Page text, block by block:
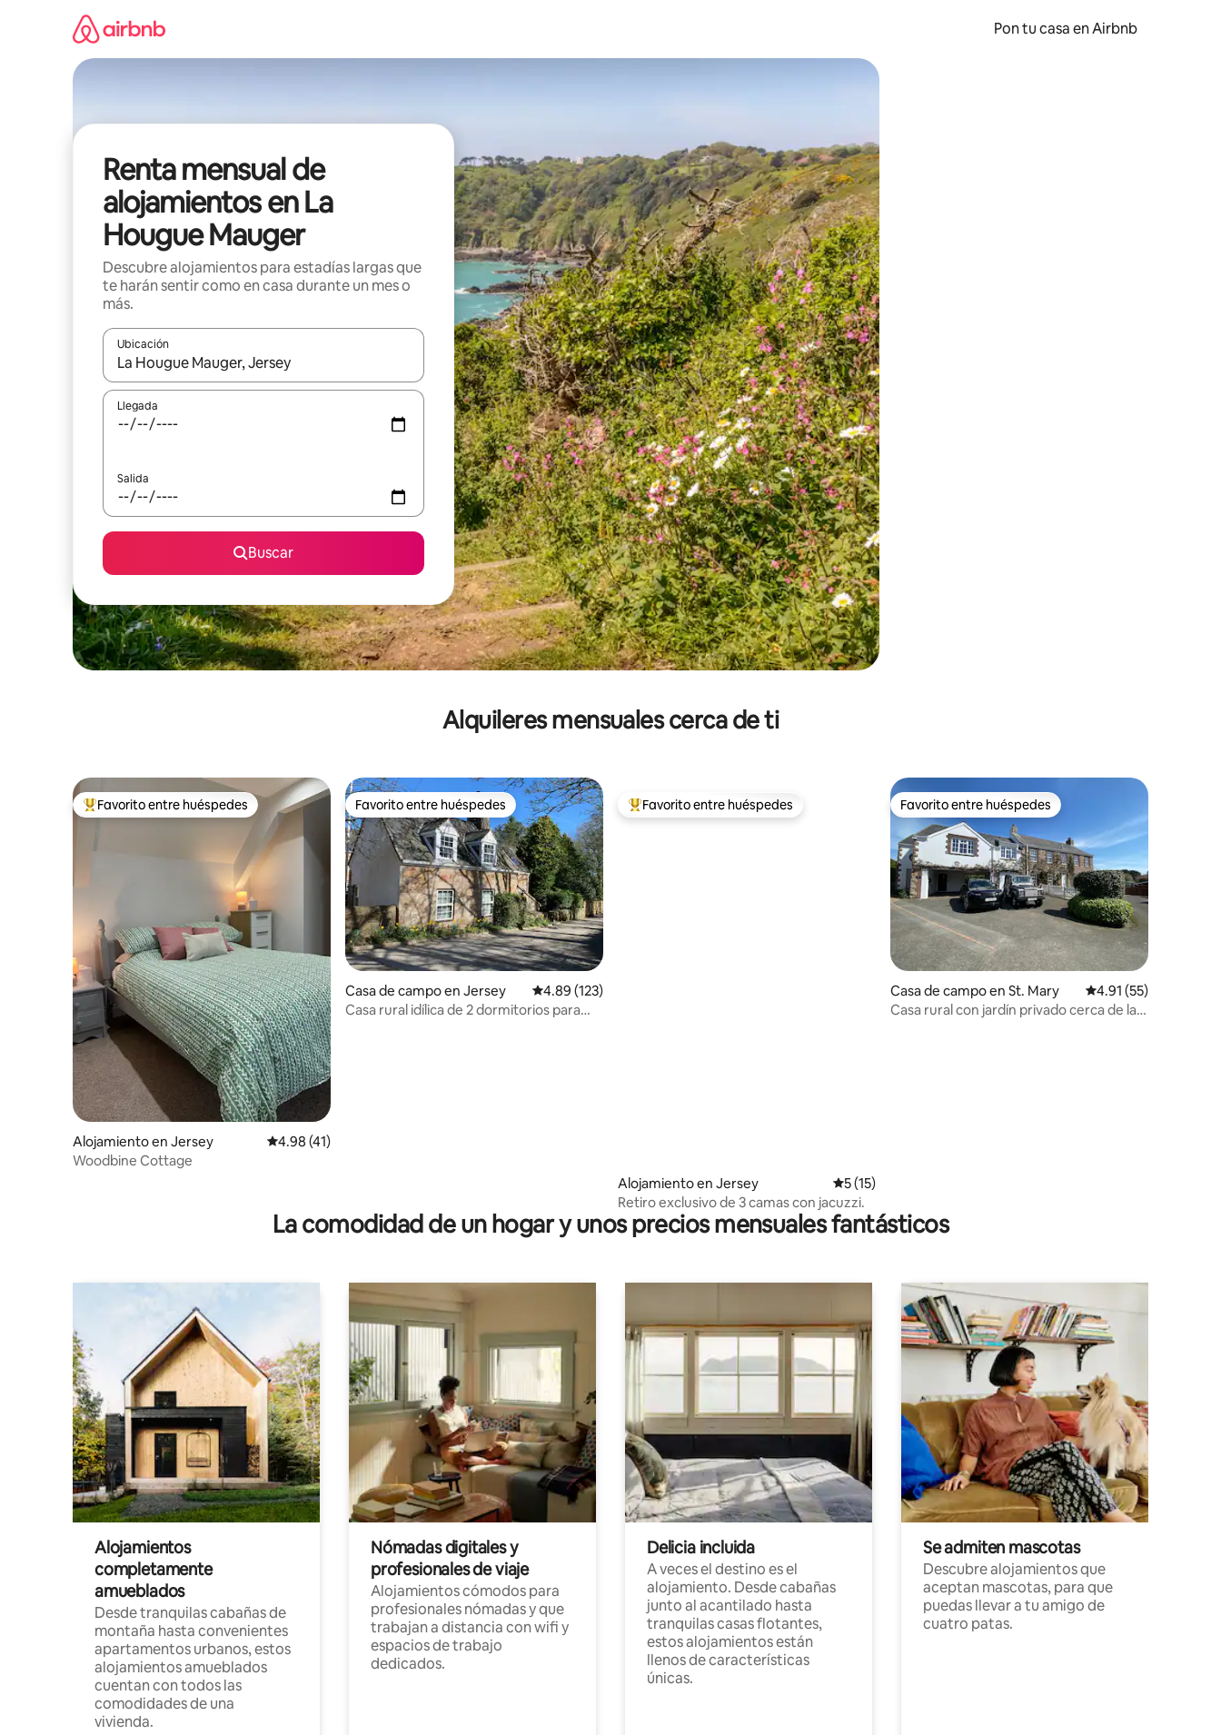
Pon tu casa en Airbnb
Renta mensual de
alojamientos en La
Hougue Mauger
Descubre alojamientos para estadías largas que
te harán sentir como en casa durante un mes o
más.
Ubicación
Cuando los resultados estén disponibles, navega con las teclas de flecha hacia arriba y hacia abajo o explora con el tacto o desliza el dedo.
Llegada
Salida
Buscar
Alquileres mensuales cerca de ti
Favorito entre huéspedes preferido
Favorito entre huéspedes
Alojamiento en Jersey Calificación promedio: 4.98 de 5, 41 reseñas
4.98 (41)
Woodbine Cottage
Favorito entre huéspedes
Favorito entre huéspedes
Casa de campo en Jersey Calificación promedio: 4.89 de 5, 123 reseñas
4.89 (123)
Casa rural idílica de 2 dormitorios para
Favorito entre huéspedes preferido
Favorito entre huéspedes
Alojamiento en Jersey Calificación promedio: 5 de 5, 15 reseñas
5 (15)
Retiro exclusivo de 3 camas con jacuzzi.
Favorito entre huéspedes
Favorito entre huéspedes
Casa de campo en St. Mary Calificación
4.91 (55)
Casa rural con jardín privado cerca de la
La comodidad de un hogar y unos precios mensuales fantásticos
Alojamientos
completamente
amueblados
Desde tranquilas cabañas de
montaña hasta convenientes
apartamentos urbanos, estos
alojamientos amueblados
cuentan con todos las
comodidades de una
vivienda.
Nómadas digitales y
profesionales de viaje
Alojamientos cómodos para
profesionales nómadas y que
trabajan a distancia con wifi y
espacios de trabajo
dedicados.
Delicia incluida
A veces el destino es el
alojamiento. Desde cabañas
junto al acantilado hasta
tranquilas casas flotantes,
estos alojamientos están
llenos de características
únicas.
Se admiten mascotas
Descubre alojamientos que
aceptan mascotas, para que
puedas llevar a tu amigo de
cuatro patas.